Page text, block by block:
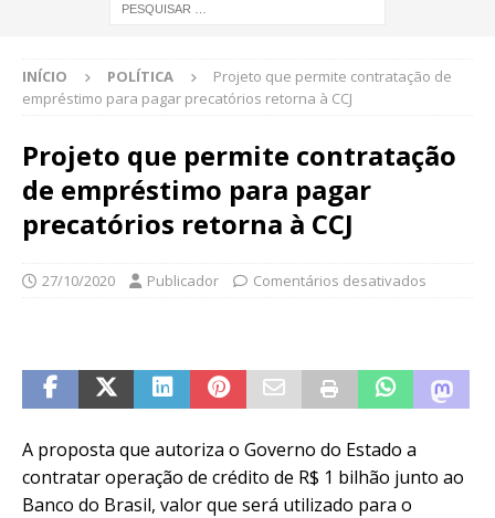
INÍCIO POLÍTICA
Projeto que permite contratação de
empréstimo para pagar precatórios retorna à CCJ
Projeto que permite contratação
de empréstimo para pagar
precatórios retorna à CCJ
27/10/2020 Publicador Comentários desativados
A proposta que autoriza o Governo do Estado a
contratar operação de crédito de R$ 1 bilhão junto ao
Banco do Brasil, valor que será utilizado para o